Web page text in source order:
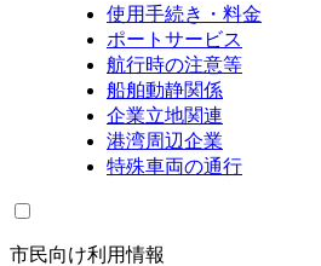
使用手続き・料金
ポートサービス
航行時の注意等
船舶動静関係
企業立地関連
港湾周辺企業
特殊車両の通行
市民向け利用情報